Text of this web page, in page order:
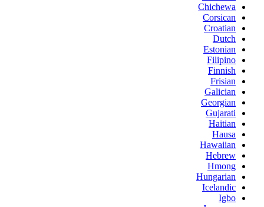
Chichewa
Corsican
Croatian
Dutch
Estonian
Filipino
Finnish
Frisian
Galician
Georgian
Gujarati
Haitian
Hausa
Hawaiian
Hebrew
Hmong
Hungarian
Icelandic
Igbo